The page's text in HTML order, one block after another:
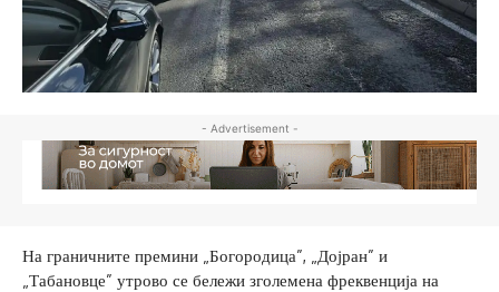
- Advertisement -
На граничните премини „Богородица”, „Дојран” и
„Табановце” утрово се бележи зголемена фреквенција на